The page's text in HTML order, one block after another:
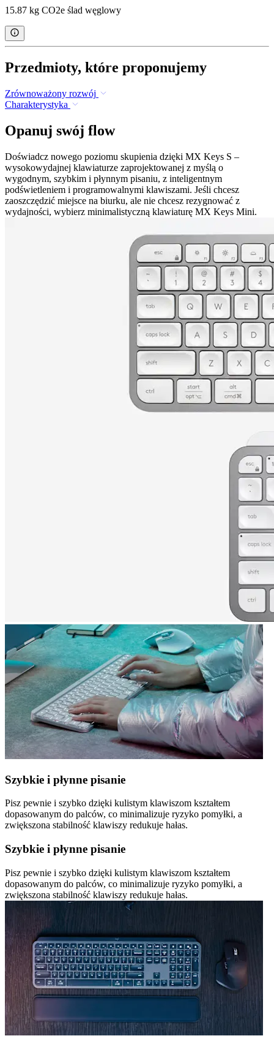
15.87 kg CO2e ślad węglowy
Przedmioty, które proponujemy
Zrównoważony rozwój
Charakterystyka
Opanuj swój flow
Doświadcz nowego poziomu skupienia dzięki MX Keys S –
wysokowydajnej klawiaturze zaprojektowanej z myślą o
wygodnym, szybkim i płynnym pisaniu, z inteligentnym
podświetleniem i programowalnymi klawiszami. Jeśli chcesz
zaoszczędzić miejsce na biurku, ale nie chcesz rezygnować z
wydajności, wybierz minimalistyczną klawiaturę MX Keys Mini.
Szybkie i płynne pisanie
Pisz pewnie i szybko dzięki kulistym klawiszom kształtem
dopasowanym do palców, co minimalizuje ryzyko pomyłki, a
zwiększona stabilność klawiszy redukuje hałas.
Szybkie i płynne pisanie
Pisz pewnie i szybko dzięki kulistym klawiszom kształtem
dopasowanym do palców, co minimalizuje ryzyko pomyłki, a
zwiększona stabilność klawiszy redukuje hałas.